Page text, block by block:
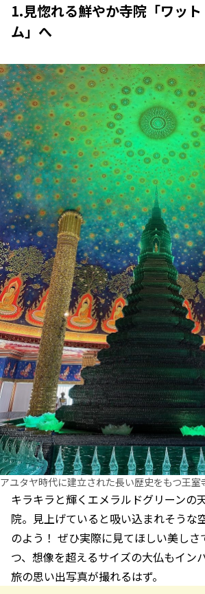
1.見惚れる鮮やか寺院「ワッ
ム」へ
アユタヤ時代に建立された長い歴史をもつ王室
キラキラと輝くエメラルドグリーンの
院。見上げていると吸い込まれそうな
のよう！ ぜひ実際に見てほしい美しさ
つ、想像を超えるサイズの大仏もイン
旅の思い出写真が撮れるはず。